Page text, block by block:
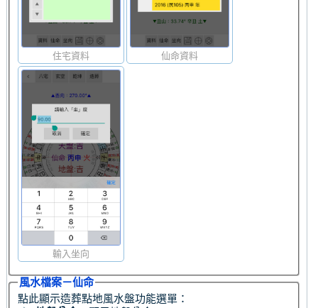
住宅資料 仙命資料
輸入坐向
風水檔案－仙命
點此顯示造葬點地風水盤功能選單：